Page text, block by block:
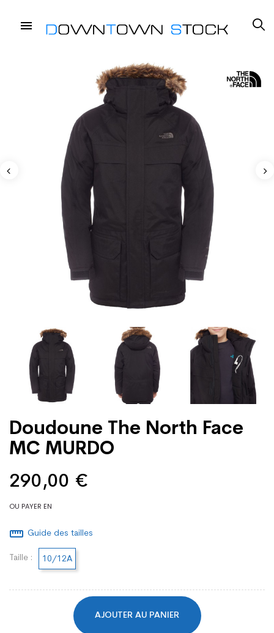
Doudoune The North Face
MC MURDO
290,00 €
OU PAYER EN
straighten Guide des tailles
Taille : 10/12A
AJOUTER AU PANIER